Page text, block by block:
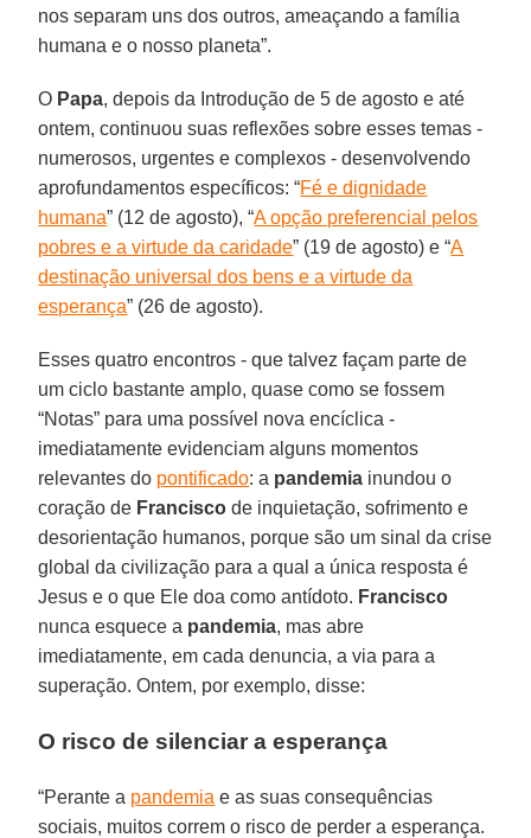
nos separam uns dos outros, ameaçando a família
humana e o nosso planeta”.
O Papa, depois da Introdução de 5 de agosto e até
ontem, continuou suas reflexões sobre esses temas -
numerosos, urgentes e complexos - desenvolvendo
aprofundamentos específicos: “Fé e dignidade
humana” (12 de agosto), “A opção preferencial pelos
pobres e a virtude da caridade” (19 de agosto) e “A
destinação universal dos bens e a virtude da
esperança” (26 de agosto).
Esses quatro encontros - que talvez façam parte de
um ciclo bastante amplo, quase como se fossem
“Notas” para uma possível nova encíclica -
imediatamente evidenciam alguns momentos
relevantes do pontificado: a pandemia inundou o
coração de Francisco de inquietação, sofrimento e
desorientação humanos, porque são um sinal da crise
global da civilização para a qual a única resposta é
Jesus e o que Ele doa como antídoto. Francisco
nunca esquece a pandemia, mas abre
imediatamente, em cada denuncia, a via para a
superação. Ontem, por exemplo, disse:
O risco de silenciar a esperança
“Perante a pandemia e as suas consequências
sociais, muitos correm o risco de perder a esperança.